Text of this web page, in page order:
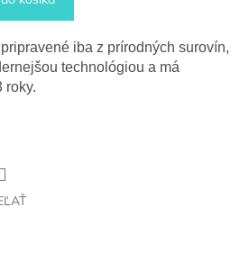
iba z prírodných surovín,
technológiou a má
roky.